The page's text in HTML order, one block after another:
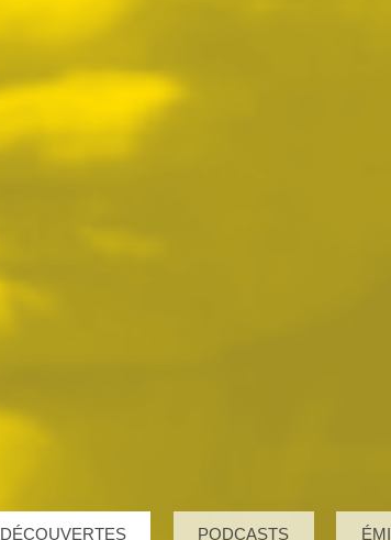
DÉCOUVERTES PODCASTS